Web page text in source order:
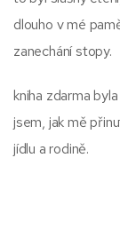
dlouho v mé
zanechání stopy.
kniha zdarma
jsem, jak mě
jídlu a rodině.